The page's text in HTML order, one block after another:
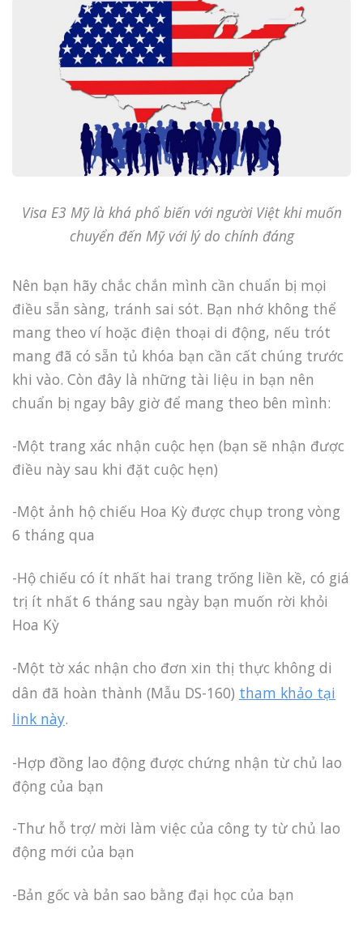
Visa E3 Mỹ là khá phổ biến với người Việt khi muốn
chuyển đến Mỹ với lý do chính đáng
Nên bạn hãy chắc chắn mình cần chuẩn bị mọi
điều sẵn sàng, tránh sai sót. Bạn nhớ không thể
mang theo ví hoặc điện thoại di động, nếu trót
mang đã có sẵn tủ khóa bạn cần cất chúng trước
khi vào. Còn đây là những tài liệu in bạn nên
chuẩn bị ngay bây giờ để mang theo bên mình:
-Một trang xác nhận cuộc hẹn (bạn sẽ nhận được
điều này sau khi đặt cuộc hẹn)
-Một ảnh hộ chiếu Hoa Kỳ được chụp trong vòng
6 tháng qua
-Hộ chiếu có ít nhất hai trang trống liền kề, có giá
trị ít nhất 6 tháng sau ngày bạn muốn rời khỏi
Hoa Kỳ
-Một tờ xác nhận cho đơn xin thị thực không di
dân đã hoàn thành (Mẫu DS-160) tham khảo tại
link này.
-Hợp đồng lao động được chứng nhận từ chủ lao
động của bạn
-Thư hỗ trợ/ mời làm việc của công ty từ chủ lao
động mới của bạn
-Bản gốc và bản sao bằng đại học của bạn